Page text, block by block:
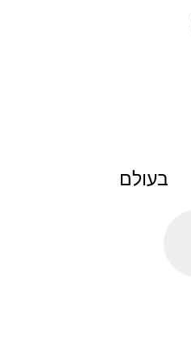
בעולם